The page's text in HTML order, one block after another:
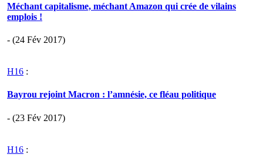
Méchant capitalisme, méchant Amazon qui crée de vilains
emplois !
- (24 Fév 2017)
H16 :
Bayrou rejoint Macron : l’amnésie, ce fléau politique
- (23 Fév 2017)
H16 :